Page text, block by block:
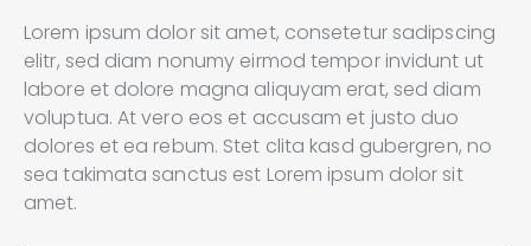
Lorem ipsum dolor sit amet, consetetur sadipscing
elitr, sed diam nonumy eirmod tempor invidunt ut
labore et dolore magna aliquyam erat, sed diam
voluptua. At vero eos et accusam et justo duo
dolores et ea rebum. Stet clita kasd gubergren, no
sea takimata sanctus est Lorem ipsum dolor sit
amet.